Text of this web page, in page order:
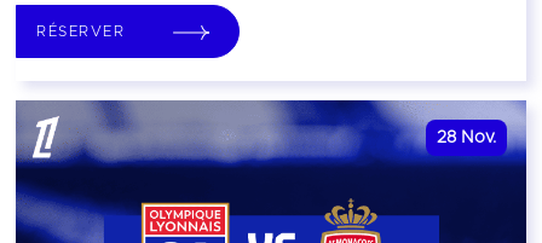
RÉSERVER
28 Nov.